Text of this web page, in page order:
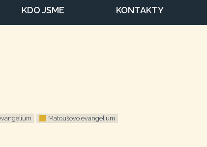
KDO JSME KONTAKTY
Matoušovo evangelium